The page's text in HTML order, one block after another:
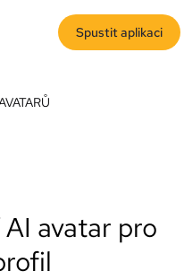
Spustit aplikaci
avatar pro